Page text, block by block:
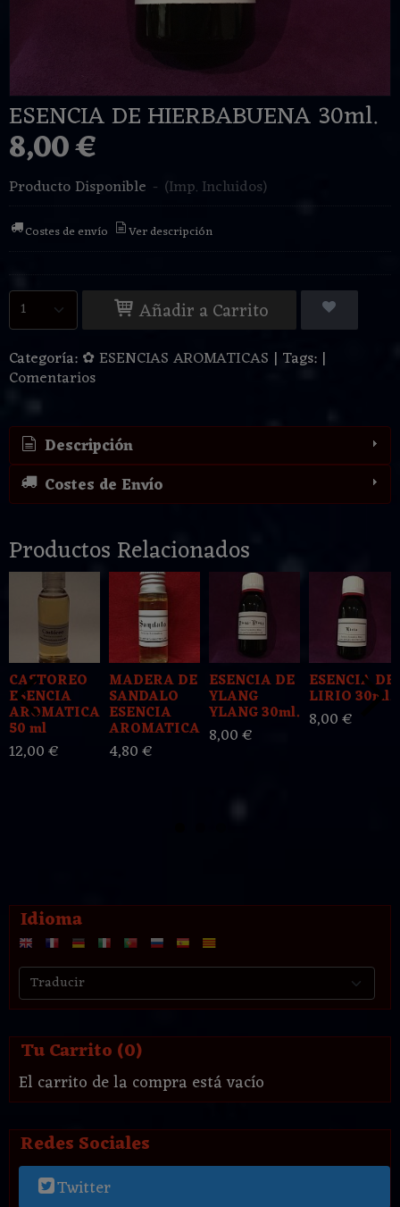
Idioma
Tu Carrito (0)
El carrito de la compra está vacío
Redes Sociales
Twitter
ESENCIA DE HIERBABUENA 30ml.
8,00 €
Producto Disponible - (Imp. Incluidos)
Costes de envío Ver descripción
Añadir a Carrito
Categoría: ✿ ESENCIAS AROMATICAS | Tags: |
Comentarios
Descripción
Costes de Envío
Productos Relacionados
CASTOREO
ESENCIA
AROMATICA
50 ml
12,00 €
MADERA DE
SANDALO
ESENCIA
AROMATICA...
4,80 €
ESENCIA DE
YLANG
YLANG 30ml.
8,00 €
ESENCIA DE
LIRIO 30ml.
8,00 €